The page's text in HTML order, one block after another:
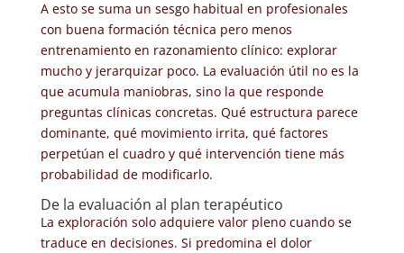
A esto se suma un sesgo habitual en profesionales
con buena formación técnica pero menos
entrenamiento en razonamiento clínico: explorar
mucho y jerarquizar poco. La evaluación útil no es la
que acumula maniobras, sino la que responde
preguntas clínicas concretas. Qué estructura parece
dominante, qué movimiento irrita, qué factores
perpetúan el cuadro y qué intervención tiene más
probabilidad de modificarlo.
De la evaluación al plan terapéutico
La exploración solo adquiere valor pleno cuando se
traduce en decisiones. Si predomina el dolor